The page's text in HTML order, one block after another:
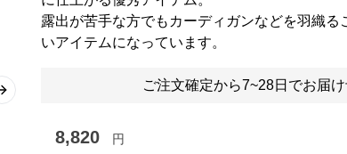
Next slide
露出が苦手な方でもカーディガンなどを羽織る
いアイテムになっています。
ご注文確定から7~28日でお届
8,820 円